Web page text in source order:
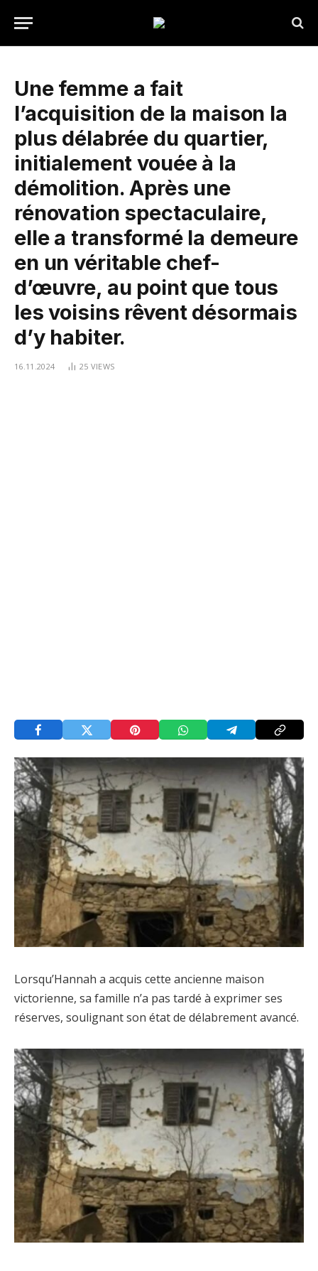
Une femme a fait
l’acquisition de la maison la
plus délabrée du quartier,
initialement vouée à la
démolition. Après une
rénovation spectaculaire,
elle a transformé la demeure
en un véritable chef-
d’œuvre, au point que tous
les voisins rêvent désormais
d’y habiter.
16.11.2024 25 VIEWS
Lorsqu’Hannah a acquis cette ancienne maison
victorienne, sa famille n’a pas tardé à exprimer ses
réserves, soulignant son état de délabrement avancé.